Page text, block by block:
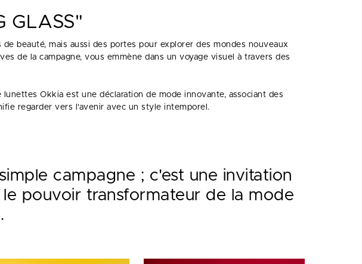
GLASS"
beauté, mais aussi des portes pour explorer des mondes nouveaux
de la campagne, vous emmène dans un voyage visuel à travers des
Okkia est une déclaration de mode innovante, associant des
regarder vers l'avenir avec un style intemporel.
campagne ; c'est une invitation
pouvoir transformateur de la mode